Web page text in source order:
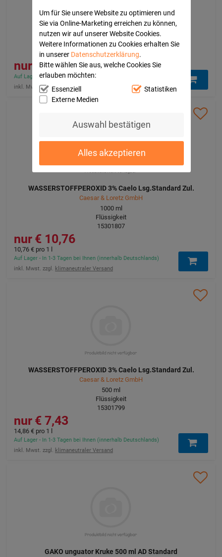
Um für Sie unsere Website zu optimieren und
Sie via Online-Marketing erreichen zu können,
nutzen wir auf unserer Website Cookies.
Weitere Informationen zu Cookies erhalten Sie
in unserer Datenschutzerklärung.
Bitte wählen Sie aus, welche Cookies Sie
erlauben möchten:
Essenziell
Statistiken
Externe Medien
Auswahl bestätigen
Alles akzeptieren
SUPRASORB H Hydrokoll.Verb.standard 10x10 cm
Lohmann & Rauscher GmbH & Co.KG
10St
Verband
15563298
227,86 €
Auf Lager - In 1-3 Tagen bei Ihnen (innerhalb Deutschlands)
inkl. Mwst. Versandkostenfrei
WASSERSTOFFPEROXID 3% Caelo Lsg.Standard Zul.
Caesar & Loretz GmbH
1000ml
Flüssigkeit
15301807
10,76 €
Auf Lager - In 1-3 Tagen bei Ihnen (innerhalb Deutschlands)
inkl. Mwst. zzgl. klimaneutraler Versand
10,76 € pro 1 l
WASSERSTOFFPEROXID 3% Caelo Lsg.Standard Zul.
Caesar & Loretz GmbH
500 ml
Flüssigkeit
15301799
7,43 €
Auf Lager - In 1-3 Tagen bei Ihnen (innerhalb Deutschlands)
inkl. Mwst. zzgl. klimaneutraler Versand
14,86 € pro 1 l
GAKO unguator Kruke 500 ml AD Standard